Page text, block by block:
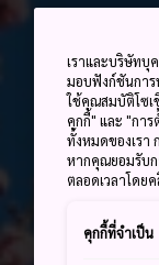
เราและบริษัทบุ
มอบฟังก์ชันการ
ใช้คุณสมบัติโซเ
คุกกี้" และ "กา
ทั้งหมดของเรา
หากคุณยอมรับก
ตลอดเวลาโดย
คุกกี้ที่จำเป็น